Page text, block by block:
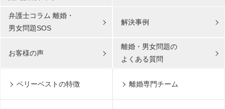
弁護士コラム 離婚・
男女問題SOS
解決事例
お客様の声
離婚・男女問題の
よくある質問
ベリーベストの特徴 離婚専門チーム